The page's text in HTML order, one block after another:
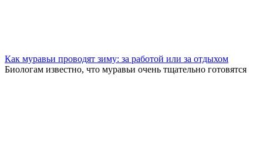
Как муравьи проводят зиму: за работой или за отдыхом
Биологам известно, что муравьи очень тщательно готовятся